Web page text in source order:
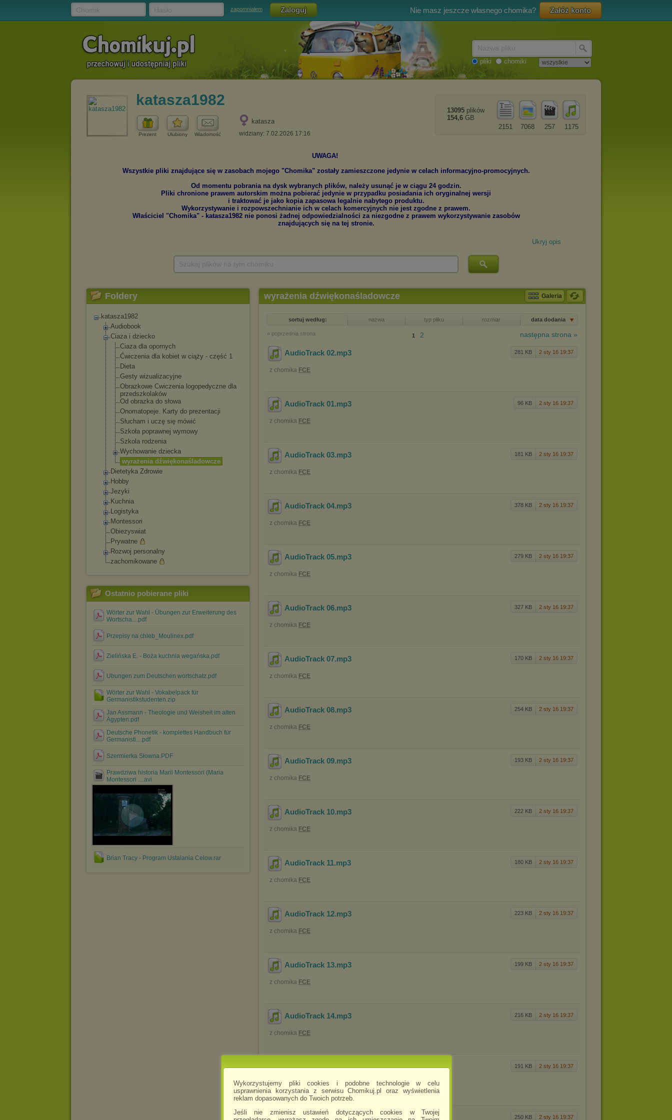
Wykorzystujemy pliki cookies i podobne technologie w celu
usprawnienia korzystania z serwisu Chomikuj.pl oraz wyświetlenia
reklam dopasowanych do Twoich potrzeb.
Jeśli nie zmienisz ustawień dotyczących cookies w Twojej
zapomniałem Nie masz jeszcze własnego chomika? Załóż konto
pliki chomiki
katasza1982
Prezent Ulubiony Wiadomość
katasza
widziany: 7.02.2026 17:16
1175
257
7068
2151
13095 plików
154,6 GB
Ukryj opis
Foldery
katasza1982
Audiobook
Ciaza i dziecko
Ciaza dla opornych
Ćwiczenia dla kobiet w ciąży - część 1
Dieta
Gesty wizualizacyjne
Obrazkowe Cwiczenia logopedyczne dla
przedszkolaków
Od obrazka do słowa
Onomatopeje. Karty do prezentacji
Słucham i uczę się mówić
Szkoła poprawnej wymowy
Szkola rodzenia
Wychowanie dziecka
wyrażenia dźwiękonaśladowcze
Dietetyka Zdrowie
Hobby
Jezyki
Kuchnia
Logistyka
Montessori
Obiezyswiat
Prywatne
Rozwoj personalny
zachomikowane
Ostatnio pobierane pliki
Wörter zur Wahl - Übungen zur Erweiterung des
Wortscha....pdf
Przepisy na chleb_Moulinex.pdf
Zielińska E. - Boża kuchnia wegańska.pdf
Ubungen zum Deutschen wortschatz.pdf
Wörter zur Wahl - Vokabelpack für
Germanistikstudenten.zip
Jan Assmann - Theologie und Weisheit im alten
Ägypten.pdf
Deutsche Phonetik - komplettes Handbuch für
Germanisti....pdf
Szermierka Słowna.PDF
Prawdziwa historia Marii Montessori (Maria
Montessori ....avi
Brian Tracy - Program Ustalania Celow.rar
wyrażenia dźwiękonaśladowcze Galeria
sortuj według: nazwa typ pliku rozmiar data dodania
« poprzednia strona następna strona »
1 2
281 KB 2 sty 16 19:37
AudioTrack 02.mp3
z chomika FCE
96 KB 2 sty 16 19:37
AudioTrack 01.mp3
z chomika FCE
181 KB 2 sty 16 19:37
AudioTrack 03.mp3
z chomika FCE
378 KB 2 sty 16 19:37
AudioTrack 04.mp3
z chomika FCE
279 KB 2 sty 16 19:37
AudioTrack 05.mp3
z chomika FCE
327 KB 2 sty 16 19:37
AudioTrack 06.mp3
z chomika FCE
170 KB 2 sty 16 19:37
AudioTrack 07.mp3
z chomika FCE
254 KB 2 sty 16 19:37
AudioTrack 08.mp3
z chomika FCE
193 KB 2 sty 16 19:37
AudioTrack 09.mp3
z chomika FCE
222 KB 2 sty 16 19:37
AudioTrack 10.mp3
z chomika FCE
180 KB 2 sty 16 19:37
AudioTrack 11.mp3
z chomika FCE
223 KB 2 sty 16 19:37
AudioTrack 12.mp3
z chomika FCE
199 KB 2 sty 16 19:37
AudioTrack 13.mp3
z chomika FCE
216 KB 2 sty 16 19:37
AudioTrack 14.mp3
z chomika FCE
191 KB 2 sty 16 19:37
AudioTrack 15.mp3
z chomikaFCE
250 KB 2 sty 16 19:37
AudioTrack 16 .mp3